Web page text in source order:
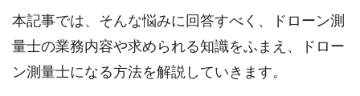
本記事では、そんな悩みに回答すべく、ドローン測
量士の業務内容や求められる知識をふまえ、ドロー
ン測量士になる方法を解説していきます。